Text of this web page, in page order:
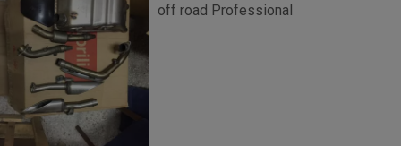
off road Professional